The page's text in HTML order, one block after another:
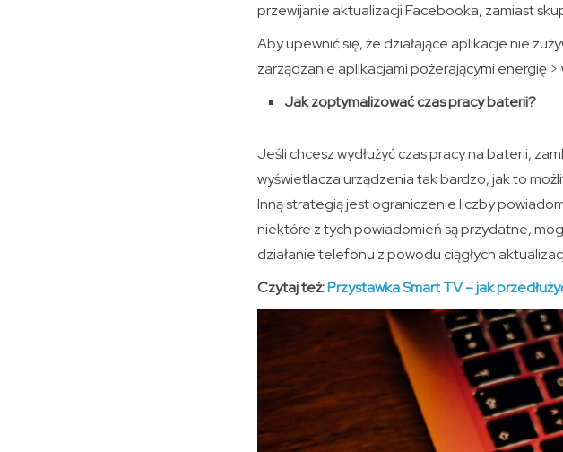
przewijanie aktualizacji Facebooka, zamiast
Aby upewnić się, że działające aplikacje nie
zarządzanie aplikacjami pożerającymi energię >
Jak zoptymalizować czas pracy baterii?
Jeśli chcesz wydłużyć czas pracy na baterii,
wyświetlacza urządzenia tak bardzo, jak to
Inną strategią jest ograniczenie liczby
niektóre z tych powiadomień są przydatne,
działanie telefonu z powodu ciągłych
Czytaj też:Przystawka Smart TV – jak